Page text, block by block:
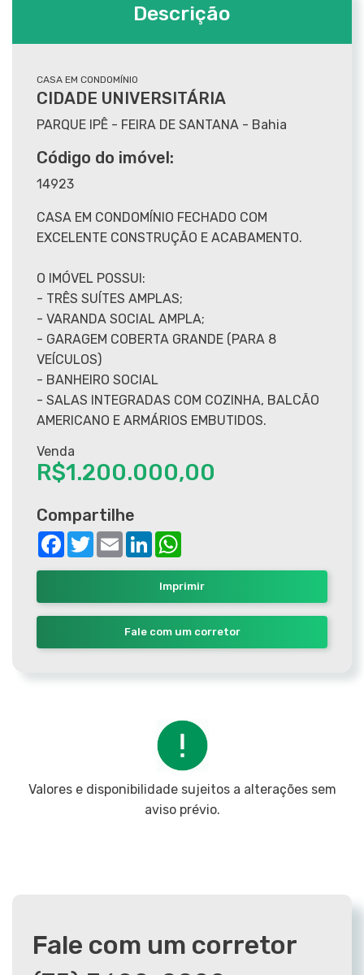
Descrição
CASA EM CONDOMÍNIO
CIDADE UNIVERSITÁRIA
PARQUE IPÊ - FEIRA DE SANTANA - Bahia
Código do imóvel:
14923
CASA EM CONDOMÍNIO FECHADO COM
EXCELENTE CONSTRUÇÃO E ACABAMENTO.
O IMÓVEL POSSUI:
- TRÊS SUÍTES AMPLAS;
- VARANDA SOCIAL AMPLA;
- GARAGEM COBERTA GRANDE (PARA 8
VEÍCULOS)
- BANHEIRO SOCIAL
- SALAS INTEGRADAS COM COZINHA, BALCÃO
AMERICANO E ARMÁRIOS EMBUTIDOS.
Venda
R$1.200.000,00
Compartilhe
Facebook
TwitterEmail LinkedIn
Imprimir
Fale com um corretor
Valores e disponibilidade sujeitos a alterações sem
aviso prévio.
Fale com um corretor